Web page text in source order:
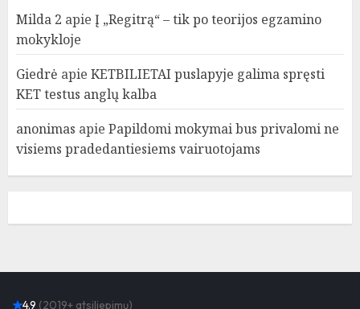
Milda 2 apie Į „Regitrą“ – tik po teorijos egzamino
mokykloje
Giedrė apie KETBILIETAI puslapyje galima spręsti
KET testus anglų kalba
anonimas apie Papildomi mokymai bus privalomi ne
visiems pradedantiesiems vairuotojams
4.9 (2019+ atsiliepimų)